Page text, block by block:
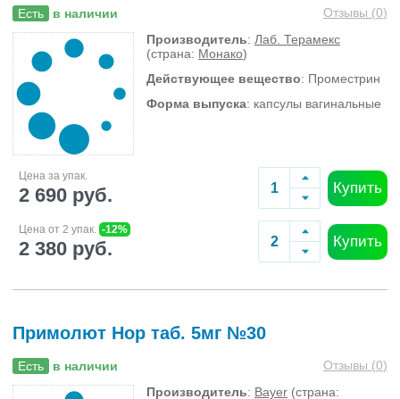
Есть в наличии Отзывы (0)
Производитель: Лаб. Терамекс
(страна: Монако)
Действующее вещество: Проместрин
Форма выпуска: капсулы вагинальные
Цена за упак.
2 690 руб. Купить
Цена от 2 упак. -12%
2 380 руб. Купить
Примолют Нор таб. 5мг №30
Есть в наличии Отзывы (0)
Производитель: Bayer (страна: